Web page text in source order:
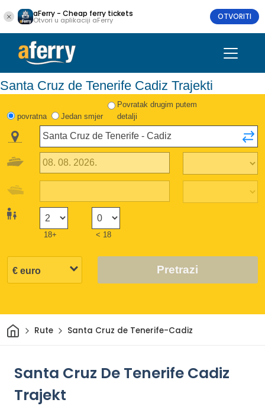
aFerry - Cheap ferry tickets
Otvori u aplikaciji aFerry OTVORITI
Santa Cruz de Tenerife Cadiz Trajekti
povratna Jedan smjer
Povratak drugim putem
detalji
18+ < 18
Pretrazi
DomRute Santa Cruz de Tenerife-Cadiz
Santa Cruz De Tenerife Cadiz
Trajekt